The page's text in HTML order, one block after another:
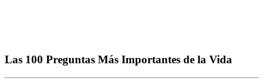
Las 100 Preguntas Más Importantes de la Vida